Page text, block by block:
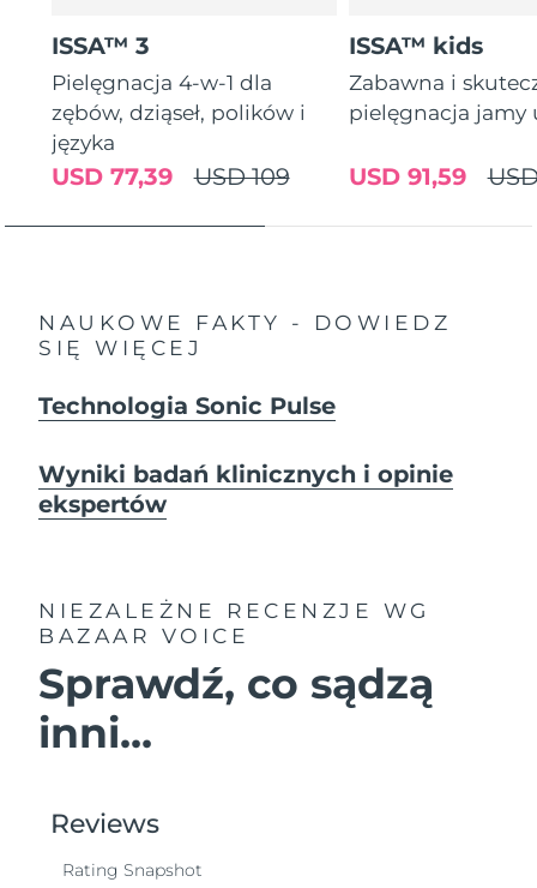
ISSA™ 3
Pielęgnacja 4-w-1 dla
zębów, dziąseł, polików i
języka
USD 109
USD 77,39
ISSA™ kids
Zabawna i
pielęgnacja jamy
USD 91,59
NAUKOWE FAKTY - DOWIEDZ
SIĘ WIĘCEJ
Technologia Sonic Pulse
Wyniki badań klinicznych i opinie
ekspertów
NIEZALEŻNE RECENZJE
WG
BAZAAR VOICE
Sprawdź, co sądzą
inni...